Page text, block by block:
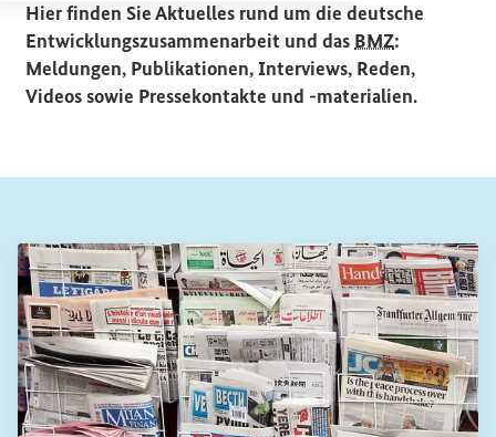
Hier finden Sie Aktuelles rund um die deutsche
Entwicklungszusammenarbeit und das BMZ:
Meldungen, Publikationen, Interviews, Reden,
Videos sowie Pressekontakte und -materialien.